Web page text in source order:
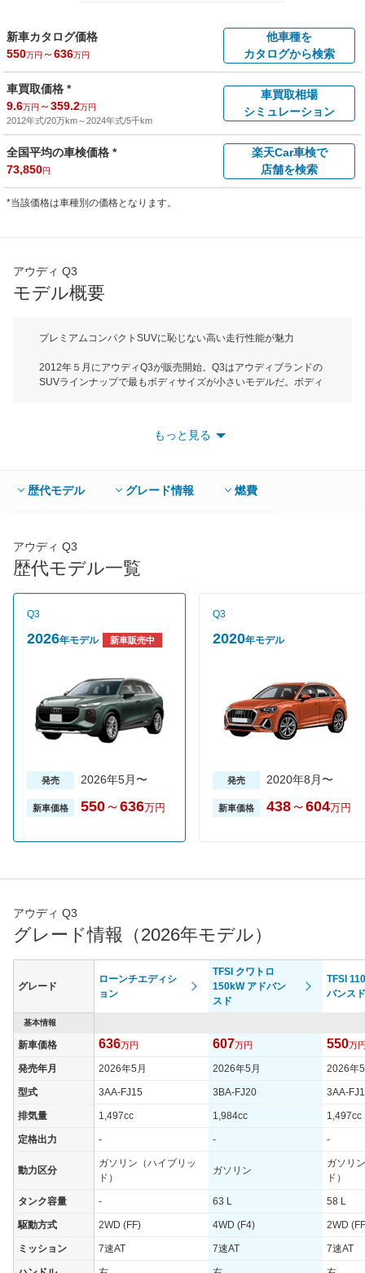
新車カタログ価格
550万円 ～636万円
他車種を
カタログから検索
車買取価格 *
9.6万円 ～359.2万円
2012年式/20万km～2024年式/5千km
車買取相場
シミュレーション
全国平均の車検価格 *
73,850円
楽天Car車検で
店舗を検索
*当該価格は車種別の価格となります。
アウディ Q3
モデル概要
プレミアムコンパクトSUVに恥じない高い走行性能が魅力
2012年５月にアウディQ3が販売開始。Q3はアウディブランドの
SUVラインナップで最もボディサイズが小さいモデルだ。ボディ
ェイトテクノロジー「ultra」を採用。超高張力鋼板や高張力鋼板
エンジンは2L直4DOHCターボを搭載。170馬力仕様と211馬力仕
様の２種類を設定。ミッションは素早いシフトチェンジが可能な
スタートストップシステムと呼ばれるアイドリングスリップ機構
を搭載し、JC08モード燃費は12.7km/L（211馬力仕様は
12.6km/L）を達成。グレードはエンジン出力が異なる２タイプの
もっと見る
歴代モデル グレード情報 燃費
アウディ Q3
歴代モデル一覧
Q3
2026年モデル 新車販売中
発売 2026年5月〜
新車価格 550～ 636万円
Q3
2020年モデル
発売 2020年8月〜
新車価格 438～ 604万円
アウディ Q3
グレード情報（2026年モデル）
グレード
ローンチエディシ
ョン
TFSI クワトロ
150kW アドバン
スド
TFSI
バンスド
基本情報
新車価格 636万円 607万円 550万
発売年月 2026年5月 2026年5月 2026年
型式 3AA-FJ15 3BA-FJ20 3AA-
排気量 1,497cc 1,984cc 1,497cc
定格出力 - - -
動力区分
ガソリン（ハイブリッ
ド）
ガソリン
ガソリ
ド）
タンク容量 - 63 L 58 L
駆動方式 2WD (FF) 4WD (F4) 2WD
ミッション 7速AT 7速AT 7速AT